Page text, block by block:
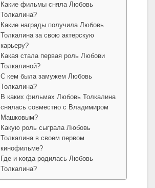
Какие фильмы сняла Любовь
Толкалина?
Какие награды получила Любовь
Толкалина за свою актерскую
карьеру?
Какая стала первая роль Любови
Толкалиной?
С кем была замужем Любовь
Толкалина?
В каких фильмах Любовь Толкалина
снялась совместно с Владимиром
Машковым?
Какую роль сыграла Любовь
Толкалина в своем первом
кинофильме?
Где и когда родилась Любовь
Толкалина?